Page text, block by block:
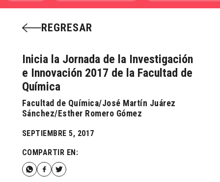
REGRESAR
Inicia la Jornada de la Investigación
e Innovación 2017 de la Facultad de
Química
Facultad de Química/José Martín Juárez
Sánchez/Esther Romero Gómez
SEPTIEMBRE 5, 2017
COMPARTIR EN: